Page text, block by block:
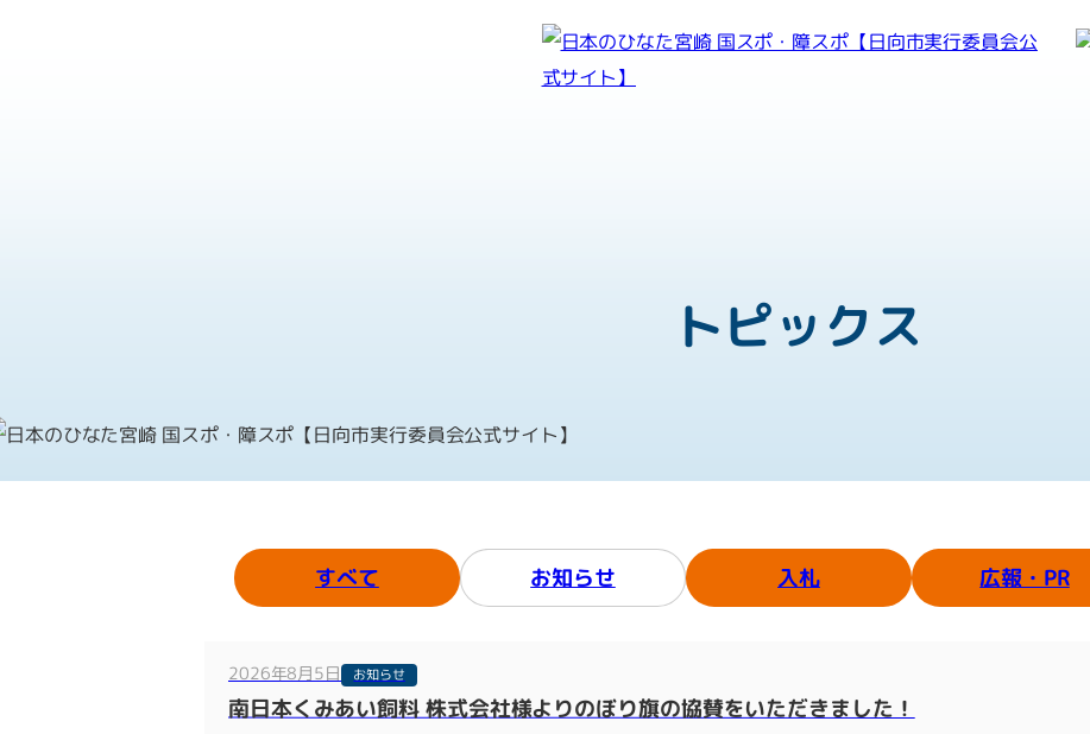
紡ぐ感動 親和となれ
第81回国民スポーツ大会
第26回全国障害者スポーツ大会
トピックス
すべて お知らせ 入札 広報・PR
2026年8月5日 お知らせ
南日本くみあい飼料 株式会社様よりのぼり旗の協賛をいただきました！